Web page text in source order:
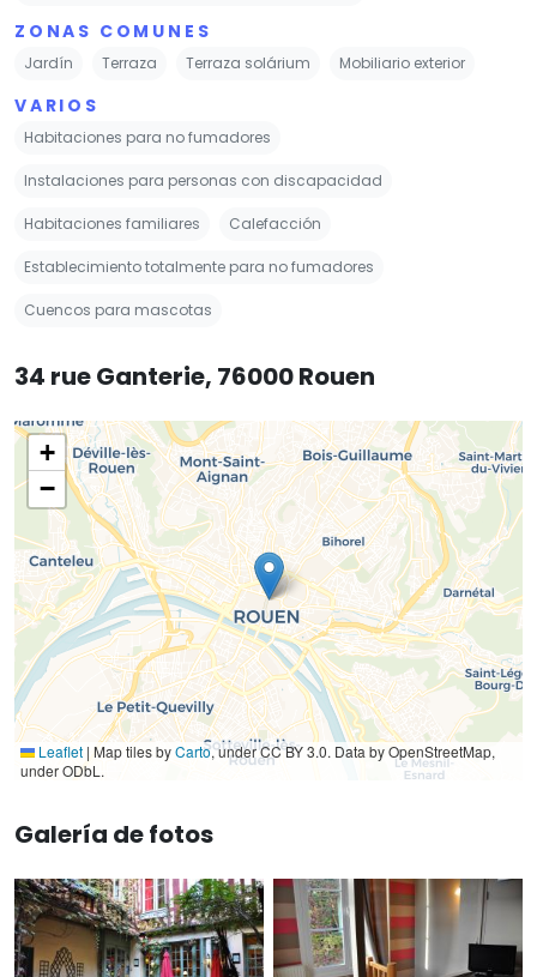
ZONAS COMUNES
Jardín Terraza Terraza solárium Mobiliario exterior
VARIOS
Habitaciones para no fumadores
Instalaciones para personas con discapacidad
Habitaciones familiares Calefacción
Establecimiento totalmente para no fumadores
Cuencos para mascotas
34 rue Ganterie, 76000 Rouen
+
−
Leaflet | Map tiles byCarto, under CC BY 3.0. Data by OpenStreetMap,
under ODbL.
Galería de fotos